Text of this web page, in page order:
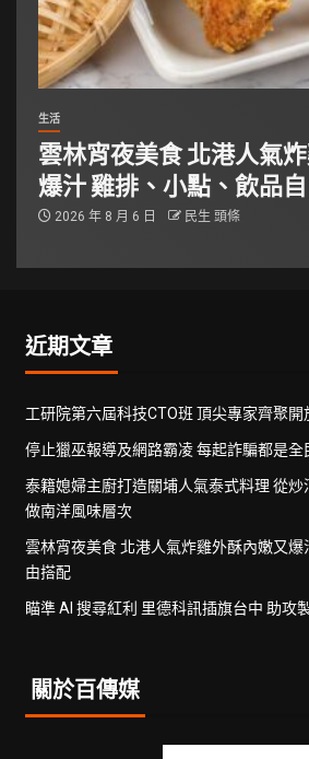
生活
雲林宵夜美食 北港人氣
爆汁 雞排、小點、飲品
2026 年 8 月 6 日 民生 頭條
近期文章
工研院第六屆科技CTO班 頂尖專家齊聚開
停止獵巫報導及網路霸凌 每起詐騙都是全
泰籍媳婦主廚打造關埔人氣泰式料理 從炒
做南洋風味層次
雲林宵夜美食 北港人氣炸雞外酥內嫩又爆
由搭配
瞄準 AI 搜尋紅利 里德科訊插旗台中 助攻
關於百傳媒